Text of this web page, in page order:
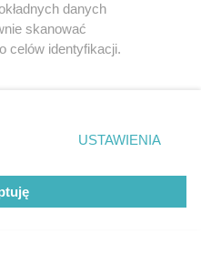
praw. Jakiekolwiek użycie lub
w części z naruszeniem prawa,
danych
skanować
celów identyfikacji.
ustawień prywatności
rogu strony
wymagają zgody
się takiemu
miały zastosowanie tylko
USTAWIENIA